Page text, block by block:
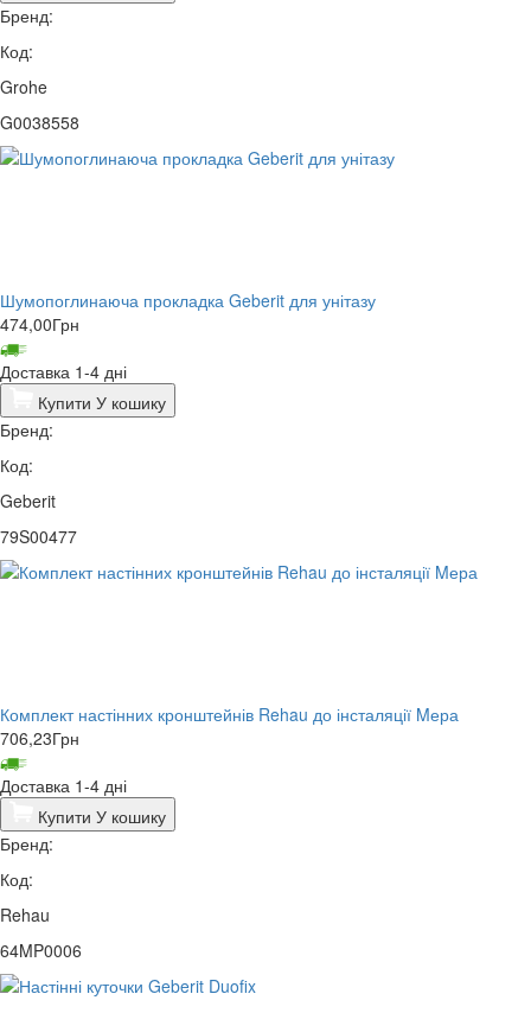
Бренд:
Код:
Grohe
G0038558
Шумопоглинаюча прокладка Geberit для унітазу
474,00Грн
Доставка 1-4 дні
Купити У кошику
Бренд:
Код:
Geberit
79S00477
Комплект настінних кронштейнів Rehau до інсталяції Mера
706,23Грн
Доставка 1-4 дні
Купити У кошику
Бренд:
Код:
Rehau
64MP0006